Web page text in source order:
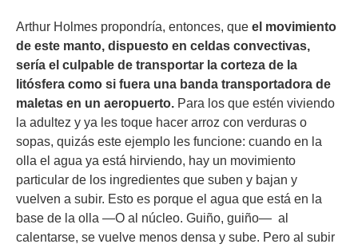
Arthur Holmes propondría, entonces, que el movimiento
de este manto, dispuesto en celdas convectivas,
sería el culpable de transportar la corteza de la
litósfera como si fuera una banda transportadora de
maletas en un aeropuerto. Para los que estén viviendo
la adultez y ya les toque hacer arroz con verduras o
sopas, quizás este ejemplo les funcione: cuando en la
olla el agua ya está hirviendo, hay un movimiento
particular de los ingredientes que suben y bajan y
vuelven a subir. Esto es porque el agua que está en la
base de la olla —O al núcleo. Guiño, guiño— al
calentarse, se vuelve menos densa y sube. Pero al subir